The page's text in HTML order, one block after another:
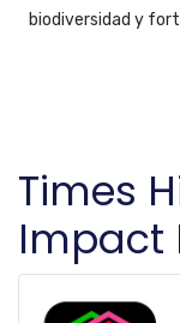
biodiversidad y
Times
Impact